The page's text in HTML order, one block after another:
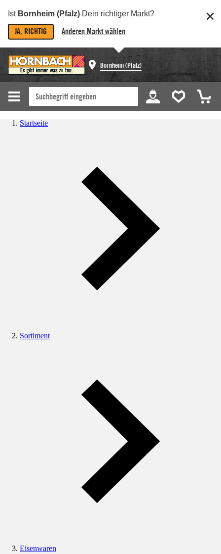
Ist Bornheim (Pfalz) Dein richtiger Markt?
JA, RICHTIG Anderen Markt wählen
Bornheim (Pfalz)
Startseite
Sortiment
Eisenwaren